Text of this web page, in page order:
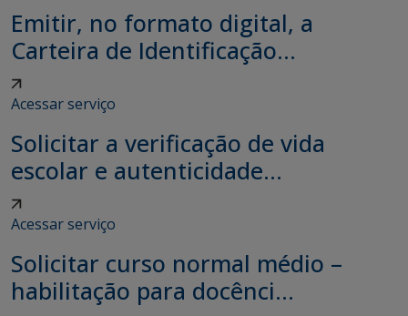
Emitir, no formato digital, a
Carteira de Identificação...
Acessar serviço
Solicitar a verificação de vida
escolar e autenticidade...
Acessar serviço
Solicitar curso normal médio –
habilitação para docênci...